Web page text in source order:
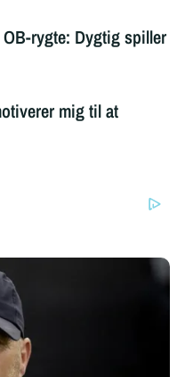
rygte: Dygtig spiller
mig til at